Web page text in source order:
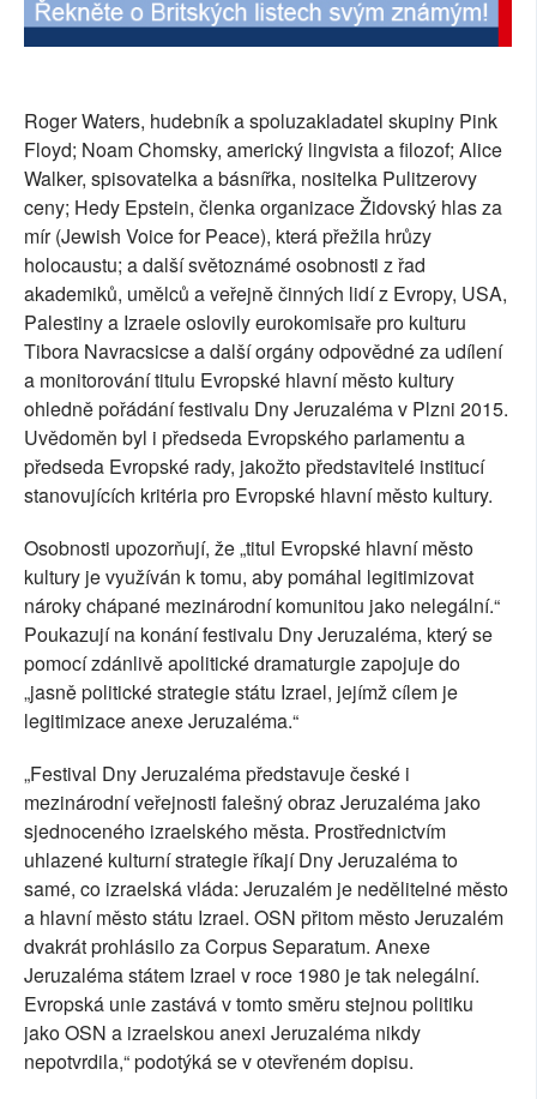
Roger Waters, hudebník a spoluzakladatel skupiny Pink
Floyd; Noam Chomsky, americký lingvista a filozof; Alice
Walker, spisovatelka a básnířka, nositelka Pulitzerovy
ceny; Hedy Epstein, členka organizace Židovský hlas za
mír (Jewish Voice for Peace), která přežila hrůzy
holocaustu; a další světoznámé osobnosti z řad
akademiků, umělců a veřejně činných lidí z Evropy, USA,
Palestiny a Izraele oslovily eurokomisaře pro kulturu
Tibora Navracsicse a další orgány odpovědné za udílení
a monitorování titulu Evropské hlavní město kultury
ohledně pořádání festivalu Dny Jeruzaléma v Plzni 2015.
Uvědoměn byl i předseda Evropského parlamentu a
předseda Evropské rady, jakožto představitelé institucí
stanovujících kritéria pro Evropské hlavní město kultury.
Osobnosti upozorňují, že „titul Evropské hlavní město
kultury je využíván k tomu, aby pomáhal legitimizovat
nároky chápané mezinárodní komunitou jako nelegální.“
Poukazují na konání festivalu Dny Jeruzaléma, který se
pomocí zdánlivě apolitické dramaturgie zapojuje do
„jasně politické strategie státu Izrael, jejímž cílem je
legitimizace anexe Jeruzaléma.“
„Festival Dny Jeruzaléma představuje české i
mezinárodní veřejnosti falešný obraz Jeruzaléma jako
sjednoceného izraelského města. Prostřednictvím
uhlazené kulturní strategie říkají Dny Jeruzaléma to
samé, co izraelská vláda: Jeruzalém je nedělitelné město
a hlavní město státu Izrael. OSN přitom město Jeruzalém
dvakrát prohlásilo za Corpus Separatum. Anexe
Jeruzaléma státem Izrael v roce 1980 je tak nelegální.
Evropská unie zastává v tomto směru stejnou politiku
jako OSN a izraelskou anexi Jeruzaléma nikdy
nepotvrdila,“ podotýká se v otevřeném dopisu.